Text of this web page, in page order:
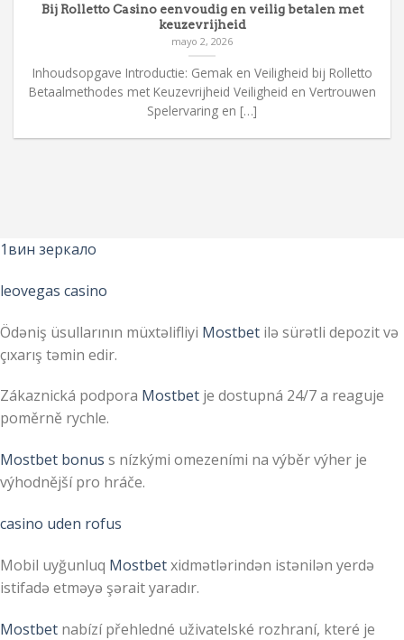
Bij Rolletto Casino eenvoudig en veilig betalen met
keuzevrijheid
mayo 2, 2026
Inhoudsopgave Introductie: Gemak en Veiligheid bij Rolletto
Betaalmethodes met Keuzevrijheid Veiligheid en Vertrouwen
Spelervaring en […]
1вин зеркало
leovegas casino
Ödəniş üsullarının müxtəlifliyi Mostbet ilə sürətli depozit və
çıxarış təmin edir.
Zákaznická podpora Mostbet je dostupná 24/7 a reaguje
poměrně rychle.
Mostbet bonus s nízkými omezeními na výběr výher je
výhodnější pro hráče.
casino uden rofus
Mobil uyğunluq Mostbetxidmətlərindən istənilən yerdə
istifadə etməyə şərait yaradır.
Mostbet nabízí přehledné uživatelské rozhraní, které je